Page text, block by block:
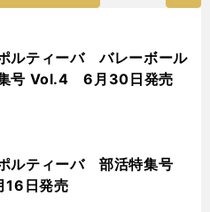
ルティーバ バレーボール
号 Vol.4 6月30日発売
ルティーバ 部活特集号
16日発売